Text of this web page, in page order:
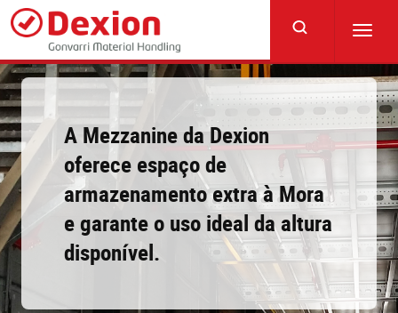
Skip
main
content
A Mezzanine da Dexion
oferece espaço de
armazenamento extra à Mora
e garante o uso ideal da altura
disponível.